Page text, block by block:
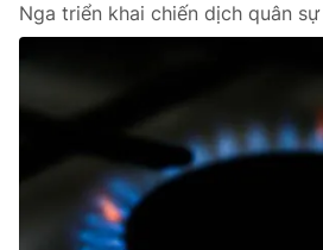
Nga triển khai chiến dịch quân